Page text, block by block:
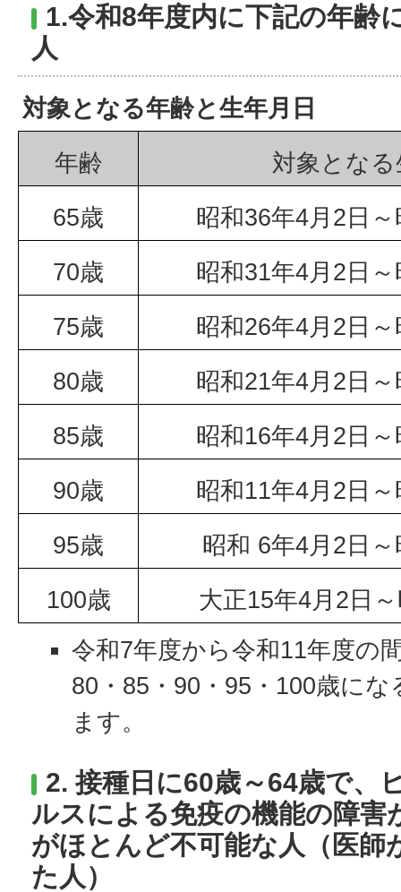
1.令和8年度内に下記の年齢
人
対象となる年齢と生年月日
年齢
対象とな
65歳
昭和36年4月2日
70歳
昭和31年4月2日
75歳
昭和26年4月2日
80歳
昭和21年4月2日
85歳
昭和16年4月2日
90歳
昭和11年4月2日
95歳
昭和 6年4月2日
100歳
大正15年4月2日
令和7年度から令和11年度の
80・85・90・95・100歳に
ます。
2. 接種日に60歳～64歳で、
ルスによる免疫の機能の障害
がほとんど不可能な人（医師
た人）